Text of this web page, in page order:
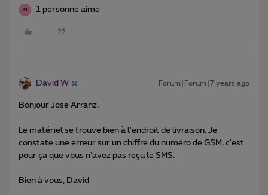
M 1 personne aime
David W Forum|Forum|7 years ago
Bonjour Jose Arranz,
Le matériel se trouve bien à l'endroit de livraison. Je
constate une erreur sur un chiffre du numéro de GSM, c'est
pour ça que vous n'avez pas reçu le SMS.
Bien à vous, David